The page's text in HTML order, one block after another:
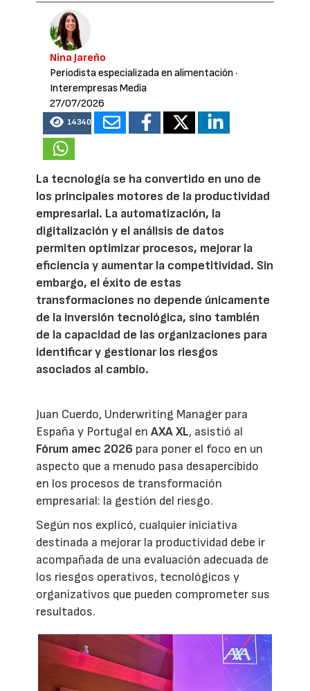
Nina Jareño
Periodista especializada en alimentación ·
Interempresas Media
27/07/2026
14340
La tecnología se ha convertido en uno de
los principales motores de la productividad
empresarial. La automatización, la
digitalización y el análisis de datos
permiten optimizar procesos, mejorar la
eficiencia y aumentar la competitividad. Sin
embargo, el éxito de estas
transformaciones no depende únicamente
de la inversión tecnológica, sino también
de la capacidad de las organizaciones para
identificar y gestionar los riesgos
asociados al cambio.
Juan Cuerdo, Underwriting Manager para
España y Portugal enAXA XL, asistió al
Fórum amec 2026 para poner el foco en un
aspecto que a menudo pasa desapercibido
en los procesos de transformación
empresarial: la gestión del riesgo.
Según nos explicó, cualquier iniciativa
destinada a mejorar la productividad debe ir
acompañada de una evaluación adecuada de
los riesgos operativos, tecnológicos y
organizativos que pueden comprometer sus
resultados.